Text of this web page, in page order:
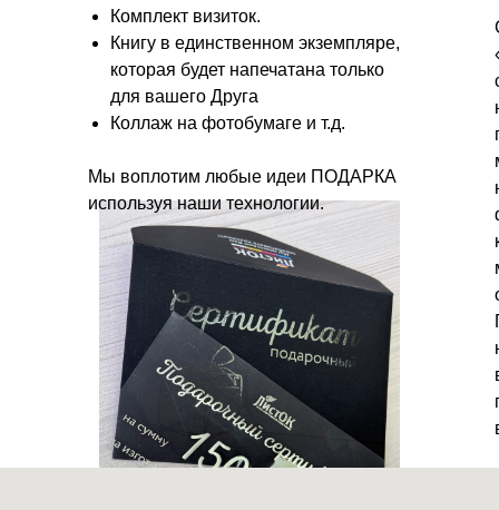
Комплект визиток.
Книгу в единственном экземпляре,
которая будет напечатана только
для вашего Друга
Коллаж на фотобумаге и т.д.
Мы воплотим любые идеи ПОДАРКА
используя наши технологии.